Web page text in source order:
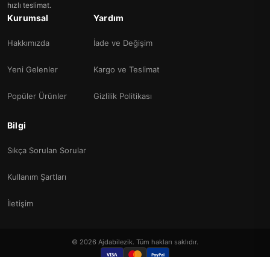
hızlı teslimat.
Kurumsal
Hakkımızda
Yeni Gelenler
Popüler Ürünler
Yardım
İade ve Değişim
Kargo ve Teslimat
Gizlilik Politikası
Bilgi
Sıkça Sorulan Sorular
Kullanım Şartları
İletişim
© 2026 Ajdabilezik. Tüm hakları saklıdır.
VISA PayPal